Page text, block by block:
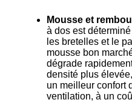
Mousse et
à dos est
les bretelles et le
mousse bon
dégrade
densité plus
un meilleur confort
ventilation, à un